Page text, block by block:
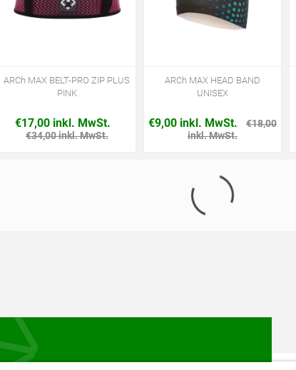
ARCh MAX BELT-PRO ZIP PLUS
PINK
€17,00 inkl. MwSt.
€34,00 inkl. MwSt.
ARCh MAX HEAD BAND
UNISEX
€9,00 inkl. MwSt.
€18,00
inkl. MwSt.
ATMUNGSAKTIVE LAUFSOCKE
LANGER SCHAFT - YELLOW